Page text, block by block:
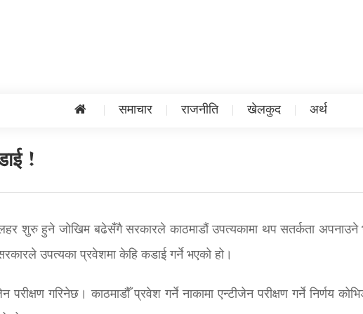
समाचार राजनीति खेलकुद अर्थ
!
शुरु हुने जोखिम बढेसँगै सरकारले काठमाडौं उपत्यकामा थप सतर्कता अपनाउने
उपत्यका प्रवेशमा केहि कडाई गर्ने भएको हो।
गरिनेछ। काठमाडौँ प्रवेश गर्ने नाकामा एन्टीजेन परीक्षण गर्ने निर्णय